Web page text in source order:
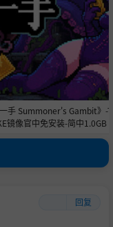
一手 Summoner's Gambit》-
镜像官中免安装-简中1.0GB
回复